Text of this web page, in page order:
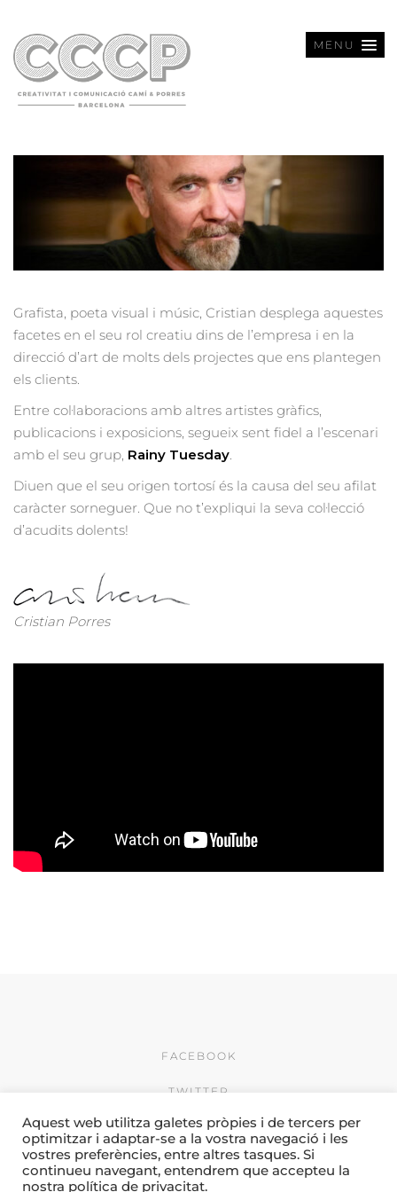
MENU
Grafista, poeta visual i músic, Cristian desplega aquestes
facetes en el seu rol creatiu dins de l’empresa i en la
direcció d’art de molts dels projectes que ens plantegen
els clients.
Entre col·laboracions amb altres artistes gràfics,
publicacions i exposicions, segueix sent fidel a l’escenari
amb el seu grup, Rainy Tuesday
Diuen que el seu origen tortosí és la causa del seu afilat
caràcter sorneguer. Que no t’expliqui la seva col·lecció
d’acudits dolents!
Cristian Porres
FACEBOOK
TWITTER
INSTAGRAM
© 2026 by Creativitat i
Comunicació Camí & Porres
Aquest web utilitza galetes pròpies i de tercers per
optimitzar i adaptar-se a la vostra navegació i les
vostres preferències, entre altres tasques. Si
continueu navegant, entendrem que accepteu la
nostra política de privacitat.